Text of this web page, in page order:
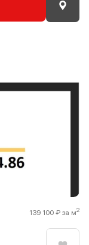
139 100 ₽ за м2